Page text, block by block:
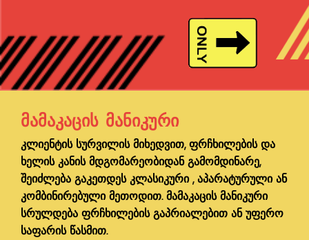
ᲛᲐᲛᲐᲙᲐᲪᲘᲡ ᲛᲐᲜᲘᲙᲣᲠᲘ
კლიენტის სურვილის მიხედვით, ფრჩხილების და
ხელის კანის მდგომარეობიდან გამომდინარე,
შეიძლება გაკეთდეს კლასიკური , აპარატურული ან
კომბინირებული მეთოდით. მამაკაცის მანიკური
სრულდება ფრჩხილების გაპრიალებით ან უფერო
საფარის წასმით.